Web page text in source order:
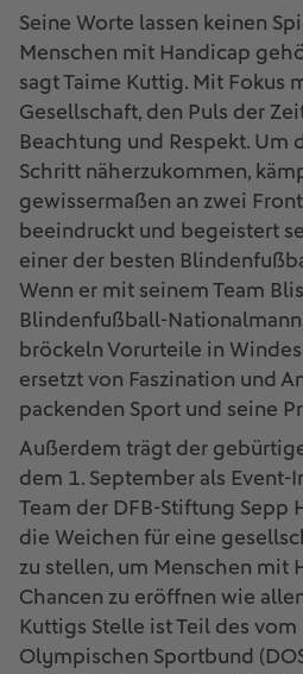
Seine Worte lassen keinen
Menschen mit Handicap
sagt Taime Kuttig. Mit Fokus
Gesellschaft, den Puls der
Beachtung und Respekt. Um
Schritt näherzukommen,
gewissermaßen an zwei
beeindruckt und begeistert
einer der besten
Wenn er mit seinem Team
Blindenfußball-
bröckeln Vorurteile in
ersetzt von Faszination und
packenden Sport und seine
Außerdem trägt der
dem 1. September als Event-
Team der DFB-Stiftung Sepp
die Weichen für eine
zu stellen, um Menschen mit
Chancen zu eröffnen wie
Kuttigs Stelle ist Teil des
Olympischen Sportbund